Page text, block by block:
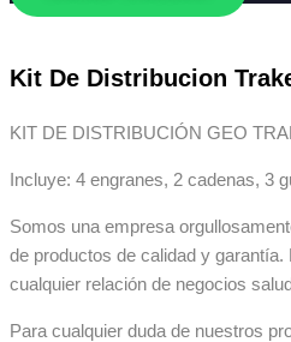
Kit De Distribucion
KIT DE DISTRIBUCIÓN GEO
Incluye: 4 engranes, 2 cadenas, 3
Somos una empresa
de productos de calidad y
cualquier relación de negocios
Para cualquier duda de nuestros